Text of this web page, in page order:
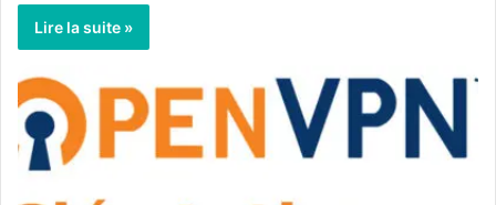
Lire la suite »